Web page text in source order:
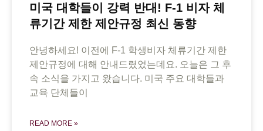
미국 대학들이 강력 반대! F-1 비자 체
류기간 제한 제안규정 최신 동향
안녕하세요! 이전에 F-1 학생비자 체류기간 제한
제안규정에 대해 안내드렸었는데요. 오늘은 그 후
속 소식을 가지고 왔습니다. 미국 주요 대학들과
교육 단체들이
READ MORE »